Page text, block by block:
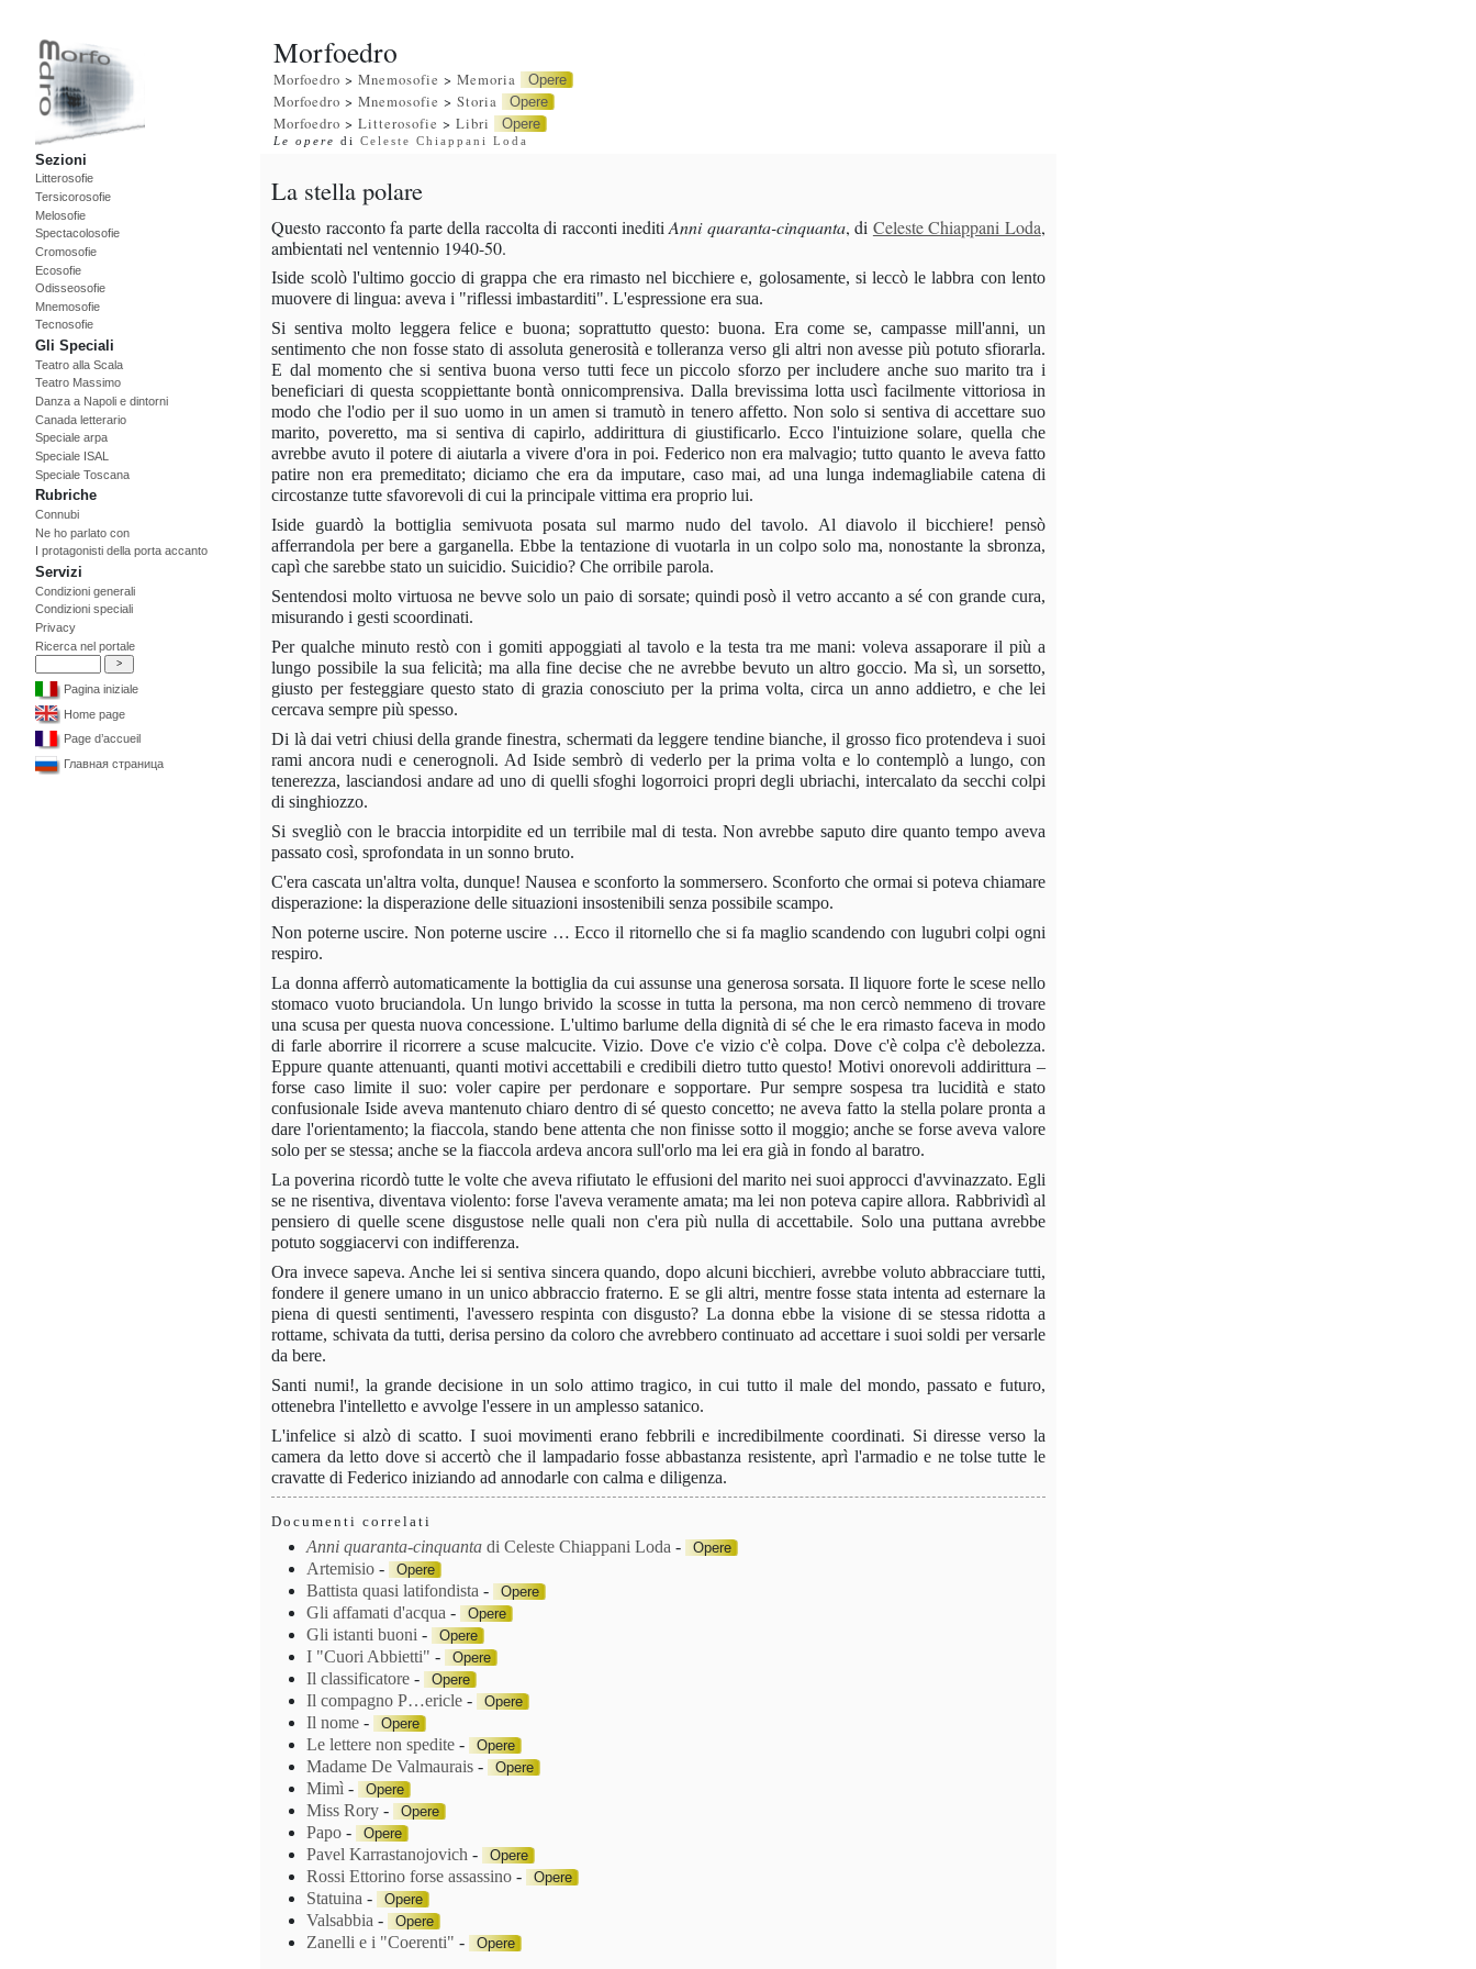
Sezioni
Litterosofie
Tersicorosofie
Melosofie
Spectacolosofie
Cromosofie
Ecosofie
Odisseosofie
Mnemosofie
Tecnosofie
Gli Speciali
Teatro alla Scala
Teatro Massimo
Danza a Napoli e dintorni
Canada letterario
Speciale arpa
Speciale ISAL
Speciale Toscana
Rubriche
Connubi
Ne ho parlato con
I protagonisti della porta accanto
Servizi
Condizioni generali
Condizioni speciali
Privacy
Ricerca nel portale
Pagina iniziale
Home page
Page d’accueil
Главная страница
Morfoedro
Morfoedro >Mnemosofie >Memoria Opere
Morfoedro >Mnemosofie >Storia Opere
Morfoedro >Litterosofie >Libri Opere
Le opere diCeleste Chiappani Loda
La stella polare
Questo racconto fa parte della raccolta di racconti ineditiAnni quaranta-cinquanta, di Celeste Chiappani Loda,
ambientati nel ventennio 1940-50.
Iside scolò l'ultimo goccio di grappa che era rima­sto nel bicchiere e, golosamente, si leccò le labbra con lento
muovere di lingua: aveva i "riflessi imbastarditi". L'espressione era sua.
Si sentiva molto leggera felice e buona; soprattutto questo: buona. Era come se, campasse mill'anni, un
sentimento che non fosse stato di assoluta generosità e tolleranza verso gli altri non avesse più potuto sfiorarla.
E dal momento che si sentiva buona verso tutti fece un piccolo sforzo per includere anche suo marito tra i
beneficiari di questa scoppiettante bontà onnicomprensiva. Dalla brevissima lotta uscì facilmen­te vittoriosa in
modo che l'odio per il suo uomo in un amen si tramutò in tenero affetto. Non solo si sentiva di accettare suo
marito, poveretto, ma si sentiva di capirlo, addirittura di giustificarlo. Ecco l'intuizio­ne solare, quella che
avrebbe avuto il potere di aiutarla a vivere d'ora in poi. Federico non era malvagio; tutto quanto le aveva fatto
patire non era premeditato; diciamo che era da imputare, caso mai, ad una lunga indemagliabile catena di
circostanze tutte sfavorevoli di cui la principale vittima era proprio lui.
Iside guardò la bottiglia semivuota posata sul marmo nudo del tavolo. Al diavolo il bicchiere! pensò
afferrandola per bere a garganella. Ebbe la tentazione di vuotarla in un colpo solo ma, nonostante la sbronza,
capì che sarebbe stato un suicidio. Suicidio? Che or­ribile parola.
Sentendosi molto virtuosa ne bevve solo un paio di sorsate; quindi posò il vetro accanto a sé con grande cura,
misurando i gesti scoordinati.
Per qualche minuto restò con i gomiti appoggiati al tavolo e la testa tra me mani: voleva assaporare il più a
lungo possibile la sua felicità; ma alla fine decise che ne avrebbe bevuto un altro goccio. Ma sì, un sorsetto,
giusto per festeggiare questo stato di grazia conosciuto per la prima volta, circa un anno addietro, e che lei
cercava sempre più spesso.
Di là dai vetri chiusi della grande finestra, schermati da leggere tendine bianche, il grosso fico protendeva i suoi
rami ancora nudi e cenerognoli. Ad Iside sembrò di vederlo per la prima volta e lo contemplò a lungo, con
tenerezza, lasciandosi andare ad uno di quelli sfoghi logorroici propri degli ubriachi, intercalato da secchi colpi
di singhiozzo.
Si svegliò con le braccia intorpidite ed un terribi­le mal di testa. Non avrebbe saputo dire quanto tempo aveva
passato così, sprofondata in un sonno bruto.
C'era cascata un'altra volta, dunque! Nausea e sconforto la sommersero. Sconforto che ormai si poteva chiamare
disperazione: la disperazione delle situazioni insostenibili senza possibile scampo.
Non poterne uscire. Non poterne uscire … Ecco il ri­tornello che si fa maglio scandendo con lugubri colpi ogni
respiro.
La donna afferrò automaticamente la bottiglia da cui assunse una generosa sorsata. Il liquore forte le sce­se nello
stomaco vuoto bruciandola. Un lungo brivido la scos­se in tutta la persona, ma non cercò nemmeno di trovare
una scusa per questa nuova concessione. L'ultimo barlume della dignità di sé che le era rimasto faceva in modo
di farle aborrire il ricorrere a scuse malcucite. Vizio. Dove c'e vizio c'è colpa. Dove c'è colpa c'è debolezza.
Eppure quante attenuanti, quanti motivi accettabili e credibili dietro tutto questo! Motivi onorevoli addirittura –
forse caso limite il suo: voler capire per perdonare e sopportare. Pur sem­pre sospesa tra lucidità e stato
confusionale Iside aveva mantenuto chiaro dentro di sé questo concetto; ne aveva fatto la stella polare pronta a
dare l'orientamento; la fiaccola, stando bene attenta che non fi­nisse sotto il moggio; anche se forse aveva valore
so­lo per se stessa; anche se la fiaccola ardeva ancora sull'or­lo ma lei era già in fondo al baratro.
La poverina ricordò tutte le volte che aveva rifiutato le effusioni del marito nei suoi approcci d'avvinazzato. Egli
se ne risentiva, diventava violento: forse l'aveva veramente amata; ma lei non po­teva capire allora. Rabbrividì al
pensiero di quelle scene disgustose nelle quali non c'era più nulla di accettabile. Solo una puttana avrebbe
potuto soggiacervi con indifferenza.
Ora invece sapeva. Anche lei si sentiva sincera quan­do, dopo alcuni bicchieri, avrebbe voluto abbracciare tutti,
fondere il genere umano in un unico abbraccio fraterno. E se gli altri, mentre fosse stata intenta ad esternare la
piena di questi sentimenti, l'avessero respinta con disgusto? La donna ebbe la visione di se stessa ridotta a
rottame, schivata da tutti, derisa persino da coloro che avrebbero continuato ad accettare i suoi soldi per versarle
da bere.
Santi numi!, la grande decisione in un solo attimo tragico, in cui tutto il male del mondo, passato e fu­turo,
ottenebra l'intelletto e avvolge l'essere in un amplesso satanico.
L'infelice si alzò di scatto. I suoi movimenti erano febbrili e incredibilmente coordinati. Si diresse verso la
camera da letto dove si accertò che il lampadario fosse abbastanza resistente, aprì l'armadio e ne tolse tutte le
cravatte di Federico iniziando ad annodarle con calma e diligenza.
Documenti correlati
Anni quaranta-cinquantadi Celeste Chiappani Loda - Opere
Artemisio - Opere
Battista quasi latifondista - Opere
Gli affamati d'acqua - Opere
Gli istanti buoni - Opere
I "Cuori Abbietti" - Opere
Il classificatore - Opere
Il compagno P…ericle - Opere
Il nome - Opere
Le lettere non spedite - Opere
Madame De Valmaurais - Opere
Mimì - Opere
Miss Rory - Opere
Papo - Opere
Pavel Karrastanojovich - Opere
Rossi Ettorino forse assassino - Opere
Statuina - Opere
Valsabbia - Opere
Zanelli e i "Coerenti" - Opere